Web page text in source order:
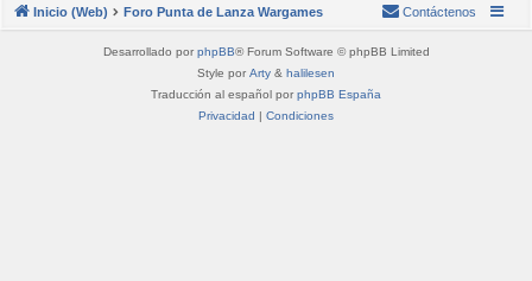
Inicio (Web) Foro Punta de Lanza Wargames Contáctenos
Desarrollado por phpBB® Forum Software © phpBB Limited
Style por Arty & halilesen
Traducción al español por phpBB España
Privacidad | Condiciones